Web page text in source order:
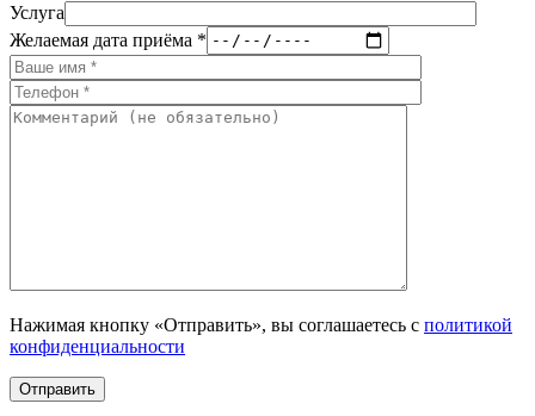
Услуга
Желаемая дата приёма *
Нажимая кнопку «Отправить», вы соглашаетесь с политикой
конфиденциальности